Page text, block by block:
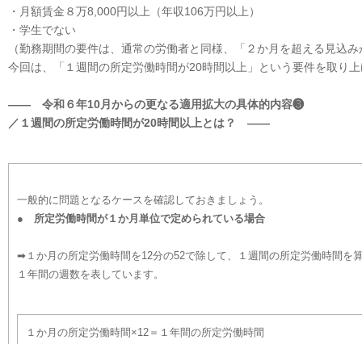
・月額賃金８万8,000円以上（年収106万円以上）
・学生でない
（勤務期間の要件は、通常の労働者と同様、「２か月を超える見込
今回は、「１週間の所定労働時間が20時間以上」という要件を取り
―― 令和６年10月からの更なる適用拡大の具体的内容❸
／１週間の所定労働時間が20時間以上とは？ ――
一般的に問題となるケースを確認しておきましょう。
● 所定労働時間が１か月単位で定められている場合
➡１か月の所定労働時間を12分の52で除して、１週間の所定労働時間を
１年間の週数を表しています。
１か月の所定労働時間×12＝１年間の所定労働時間